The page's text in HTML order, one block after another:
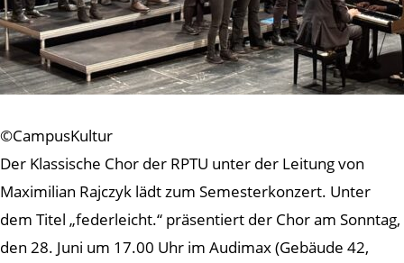
©CampusKultur
Der Klassische Chor der RPTU unter der Leitung von
Maximilian Rajczyk lädt zum Semesterkonzert. Unter
dem Titel „federleicht.“ präsentiert der Chor am Sonntag,
den 28. Juni um 17.00 Uhr im Audimax (Gebäude 42,